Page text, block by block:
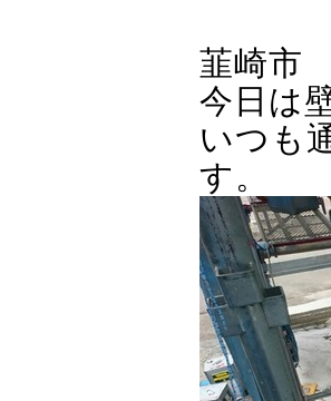
韮崎市
今日は
いつも
す。